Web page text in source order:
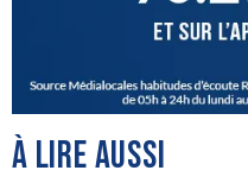
À LIRE AUSSI